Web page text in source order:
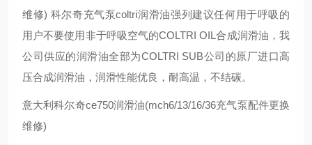
维修) 科尔奇充气泵coltri润滑油强列建议任何用于呼吸的
用户不要使用非于呼吸空气的COLTRI OIL合成润滑油，我
公司供应的润滑油全部为COLTRI SUB公司的原厂进口高
压合成润滑油，润滑性能优良，耐高温，不结碳。
意大利科尔奇ce750润滑油(mch6/13/16/36充气泵配件更换
维修)